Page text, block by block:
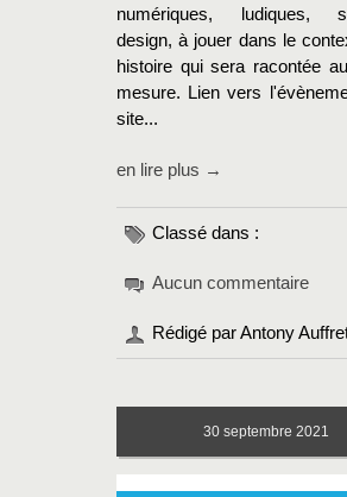
numériques, ludiques,
design, à jouer dans le
histoire qui sera racontée
mesure. Lien vers
site...
en lire plus →
Classé dans :
Aucun commentaire
Rédigé par Antony
30 septembre 2021